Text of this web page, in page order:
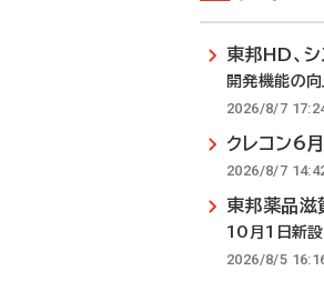
東邦HD、
開発機能の
2026/8/7
クレコン6
2026/8/7
東邦薬品滋
10月1日新設
2026/8/5